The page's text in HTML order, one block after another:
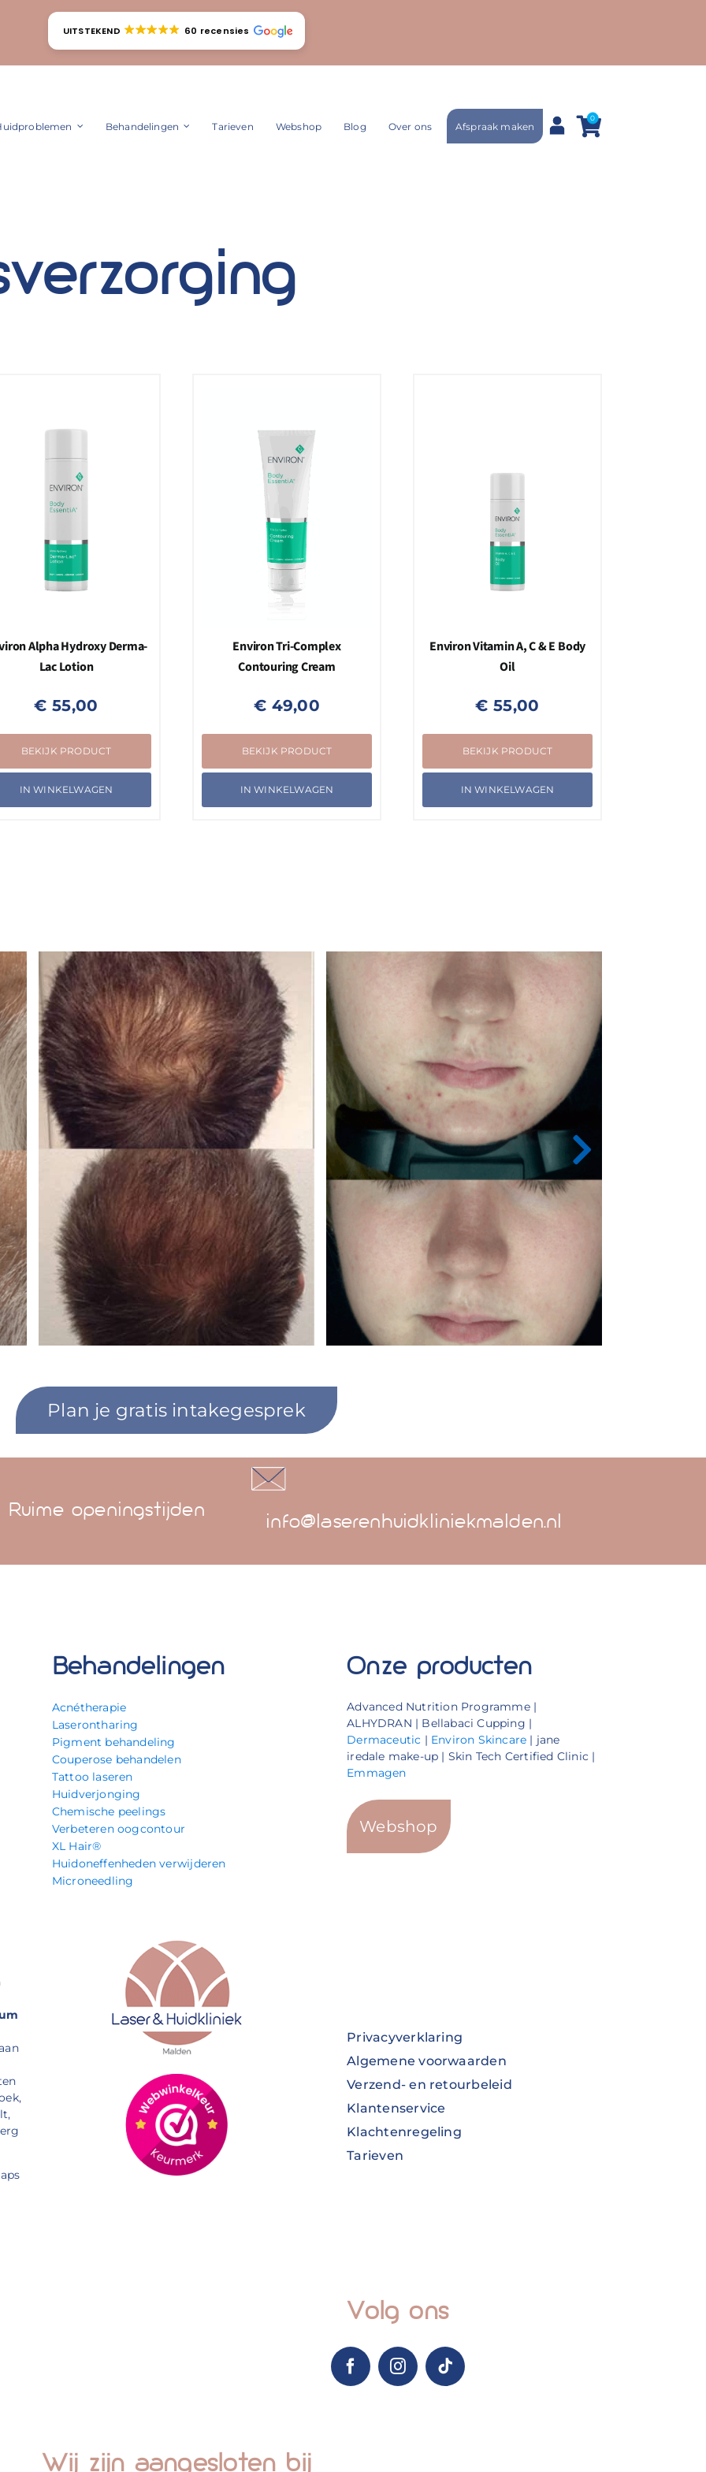
UITSTEKEND 60 recensies
Behandelingen Tarieven Webshop Blog Over ons Afspraak maken
0
Alpha Hydroxy Derma-
Lac Lotion
€ 55,00
BEKIJK PRODUCT
IN WINKELWAGEN
Environ Tri-Complex
Contouring Cream
€ 49,00
BEKIJK PRODUCT
IN WINKELWAGEN
Environ Vitamin A, C & E Body
Oil
€ 55,00
BEKIJK PRODUCT
IN WINKELWAGEN
Plan je gratis intakegesprek
Ruime openingstijden info@laserenhuidkliniekmalden.nl
Behandelingen
Acnétherapie
Laserontharing
Pigment behandeling
Couperose behandelen
Tattoo laseren
Huidverjonging
Chemische peelings
Verbeteren oogcontour
XL Hair®
Huidoneffenheden verwijderen
Microneedling
Onze producten
Advanced Nutrition Programme |
ALHYDRAN | Bellabaci Cupping |
Dermaceutic | Environ Skincare | jane
iredale make-up | Skin Tech Certified Clinic |
Emmagen
Webshop
Privacyverklaring
Algemene voorwaarden
Verzend- en retourbeleid
Klantenservice
Klachtenregeling
Tarieven
Volg ons
Wij zijn aangesloten bij